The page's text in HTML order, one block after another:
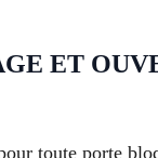
ET
toute porte